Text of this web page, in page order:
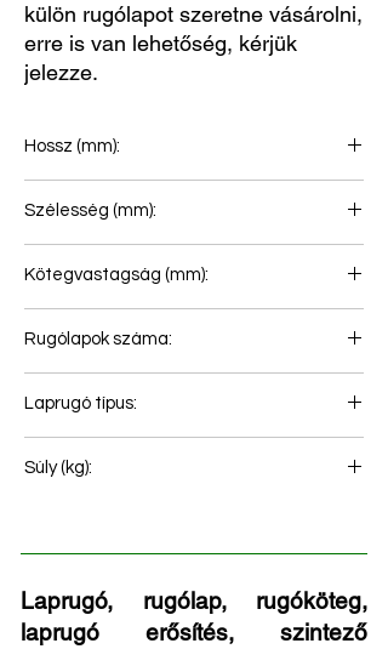
külön rugólapot szeretne vásárolni,
erre is van lehetőség, kérjük
jelezze.
Hossz (mm):
Szélesség (mm):
Kötegvastagság (mm):
Rugólapok száma:
Laprugó típus:
Súly (kg):
Laprugó, rugólap, rugóköteg,
laprugó erősítés, szintező